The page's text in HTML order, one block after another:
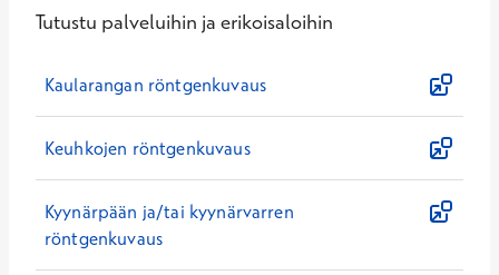
Tutustu palveluihin ja erikoisaloihin
Kaularangan röntgenkuvaus
Keuhkojen röntgenkuvaus
Kyynärpään ja/tai kyynärvarren
röntgenkuvaus